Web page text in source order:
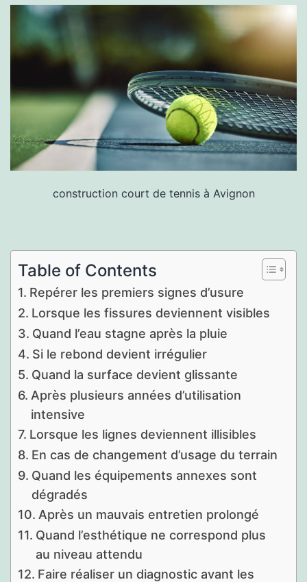
construction court de tennis à Avignon
Table of Contents
Repérer les premiers signes d’usure
Lorsque les fissures deviennent visibles
Quand l’eau stagne après la pluie
Si le rebond devient irrégulier
Quand la surface devient glissante
Après plusieurs années d’utilisation
intensive
Lorsque les lignes deviennent illisibles
En cas de changement d’usage du terrain
Quand les équipements annexes sont
dégradés
Après un mauvais entretien prolongé
Quand l’esthétique ne correspond plus
au niveau attendu
Faire réaliser un diagnostic avant les